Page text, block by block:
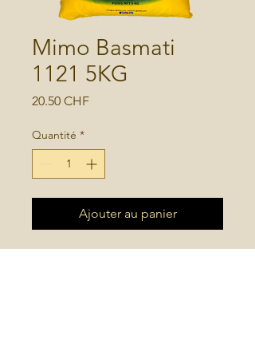
Mimo Basmati
1121 5KG
20.50 CHFPrix
Quantité *
Ajouter au panier